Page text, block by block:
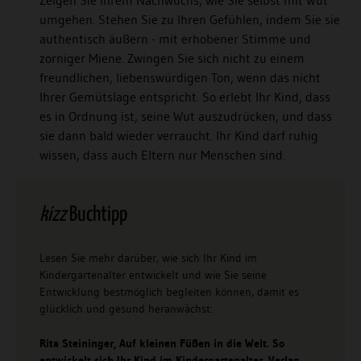
umgehen. Stehen Sie zu Ihren Gefühlen, indem Sie sie
authentisch äußern - mit erhobener Stimme und
zorniger Miene. Zwingen Sie sich nicht zu einem
freundlichen, liebenswürdigen Ton, wenn das nicht
Ihrer Gemütslage entspricht. So erlebt Ihr Kind, dass
es in Ordnung ist, seine Wut auszudrücken, und dass
sie dann bald wieder verraucht. Ihr Kind darf ruhig
wissen, dass auch Eltern nur Menschen sind.
kizzBuchtipp
Lesen Sie mehr darüber, wie sich Ihr Kind im
Kindergartenalter entwickelt und wie Sie seine
Entwicklung bestmöglich begleiten können, damit es
glücklich und gesund heranwächst:
Rita Steininger, Auf kleinen Füßen in die Welt. So